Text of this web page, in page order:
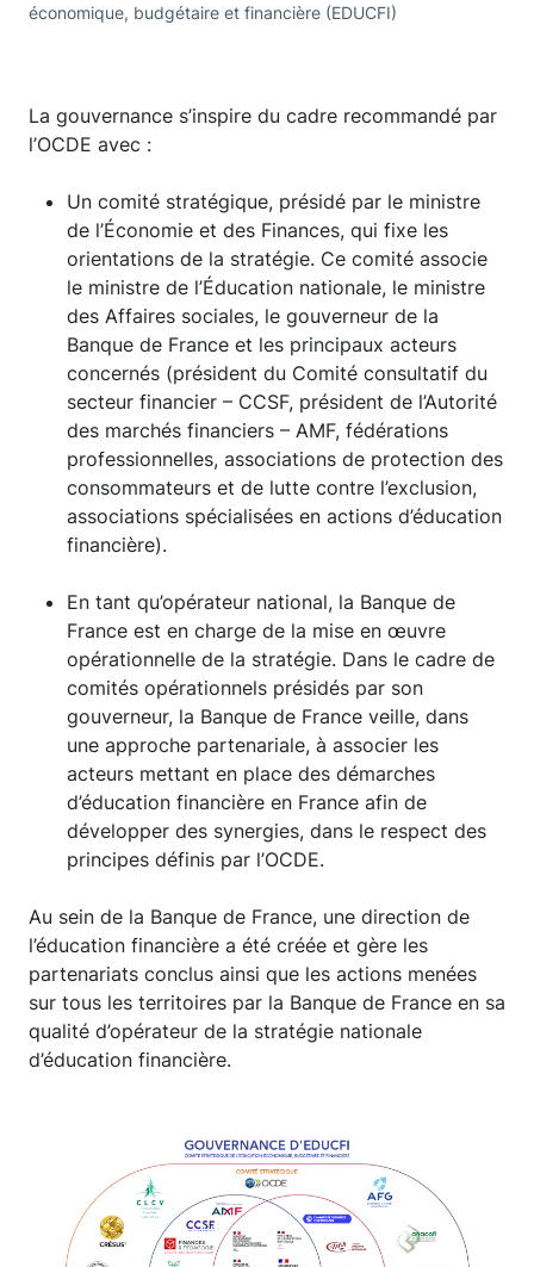
économique, budgétaire et financière (EDUCFI)
La gouvernance s’inspire du cadre recommandé par
l’OCDE avec :
Un comité stratégique, présidé par le ministre
de l’Économie et des Finances, qui fixe les
orientations de la stratégie. Ce comité associe
le ministre de l’Éducation nationale, le ministre
des Affaires sociales, le gouverneur de la
Banque de France et les principaux acteurs
concernés (président du Comité consultatif du
secteur financier – CCSF, président de l’Autorité
des marchés financiers – AMF, fédérations
professionnelles, associations de protection des
consommateurs et de lutte contre l’exclusion,
associations spécialisées en actions d’éducation
financière).
En tant qu’opérateur national, la Banque de
France est en charge de la mise en œuvre
opérationnelle de la stratégie. Dans le cadre de
comités opérationnels présidés par son
gouverneur, la Banque de France veille, dans
une approche partenariale, à associer les
acteurs mettant en place des démarches
d’éducation financière en France afin de
développer des synergies, dans le respect des
principes définis par l’OCDE.
Au sein de la Banque de France, une direction de
l’éducation financière a été créée et gère les
partenariats conclus ainsi que les actions menées
sur tous les territoires par la Banque de France en sa
qualité d’opérateur de la stratégie nationale
d’éducation financière.